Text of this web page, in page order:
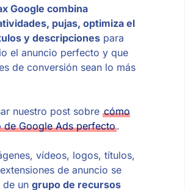
Google combina
pujas, optimiza el
y descripcionespara
el anuncio perfecto y que
de conversión sean lo más
nuestro post sobre cómo
de Google Ads perfecto.
vídeos, logos, títulos,
de anuncio se
de un grupo de recursos